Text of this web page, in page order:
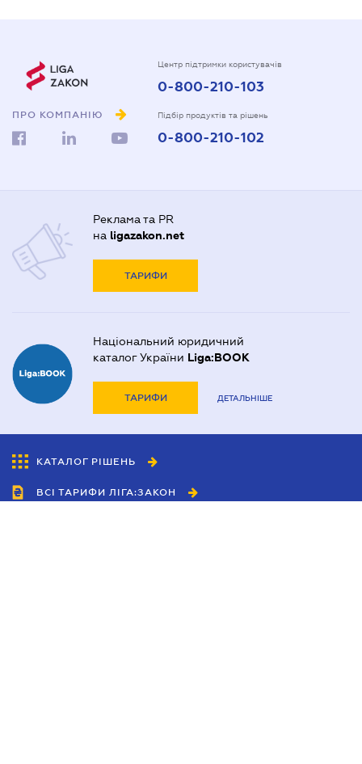
ПРО КОМПАНІЮ
Центр підтримки користувачів
0-800-210-103
Підбір продуктів та рішень
0-800-210-102
Реклама та PR
на ligazakon.net
ТАРИФИ
Національний юридичний
каталог України Liga:BOOK
ТАРИФИ ДЕТАЛЬНІШЕ
КАТАЛОГ РІШЕНЬ
ВСІ ТАРИФИ ЛІГА:ЗАКОН